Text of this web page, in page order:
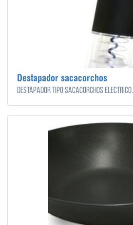
Destapador sacacorchos
Destapador tipo sacacorchos eléctrico.